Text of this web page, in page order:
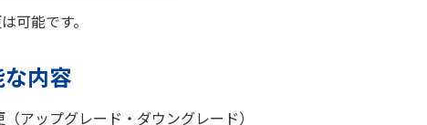
可能です。
内容
アップグレード・ダウングレード）